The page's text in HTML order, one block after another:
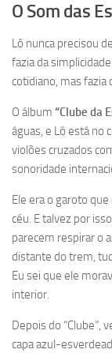
O Som das
Lô nunca precisou
fazia da
cotidiano, mas fazia
O álbum “Clube da
águas, e Lô está no
violões cruzados
sonoridade
Ele era o garoto
céu. E talvez por
parecem respirar o
distante do trem,
Eu sei que ele
interior.
Depois do “Clube”,
capa azul-